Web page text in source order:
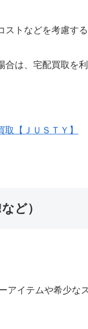
ストなどを考慮す
合は、宅配買取を
【ＪＵＳＴＹ】
ど）
アイテムや希少な